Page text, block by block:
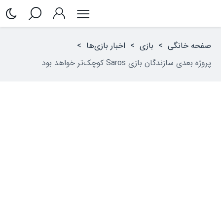
صفحه خانگی > بازی > اخبار بازی‌ها >
پروژه بعدی سازندگان بازی Saros کوچک‌تر خواهد بود